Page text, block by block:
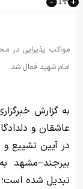
مواکب پذیرایی در
امام شهید فعال شد.
به گزارش
عاشقان و
در آیین تشییع
بیرجند–مشهد
تبدیل شده است؛